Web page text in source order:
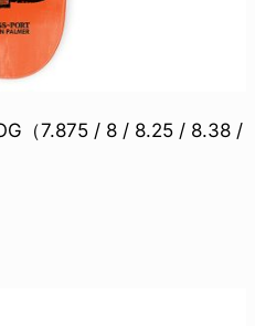
（7.875 / 8 / 8.25 / 8.38 /